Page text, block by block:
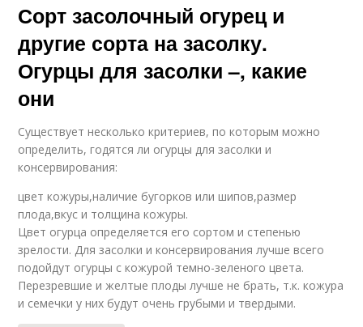
Сорт засолочный огурец и
другие сорта на засолку.
Огурцы для засолки –, какие
они
Существует несколько критериев, по которым можно
определить, годятся ли огурцы для засолки и
консервирования:
цвет кожуры,наличие бугорков или шипов,размер
плода,вкус и толщина кожуры.
Цвет огурца определяется его сортом и степенью
зрелости. Для засолки и консервирования лучше всего
подойдут огурцы с кожурой темно-зеленого цвета.
Перезревшие и желтые плоды лучше не брать, т.к. кожура
и семечки у них будут очень грубыми и твердыми.